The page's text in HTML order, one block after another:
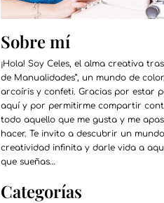
Sobre mí
¡Hola! Soy Celes, el alma creativa tras
de Manualidades”, un mundo de color,
arcoíris y confeti. Gracias por estar
aquí y por permitirme compartir
todo aquello que me gusta y me
hacer. Te invito a descubrir un
creatividad infinita y darle vida a
que sueñas…
Categorías